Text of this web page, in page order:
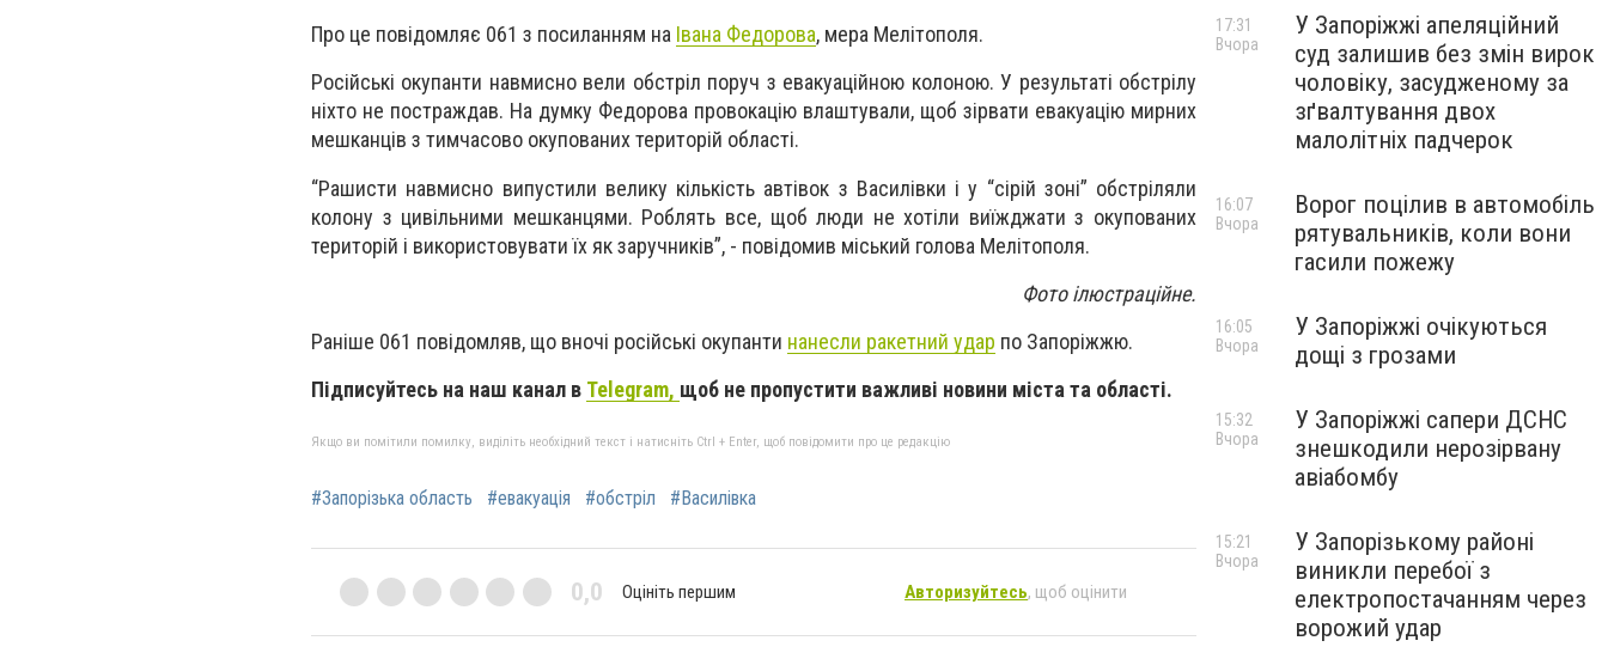
Про це повідомляє 061 з посиланням на Івана Федорова, мера Мелітополя.
Російські окупанти навмисно вели обстріл поруч з евакуаційною колоною. У результаті обстрілу
ніхто не постраждав. На думку Федорова провокацію влаштували, щоб зірвати евакуацію мирних
мешканців з тимчасово окупованих територій області.
“Рашисти навмисно випустили велику кількість автівок з Василівки і у “сірій зоні” обстріляли
колону з цивільними мешканцями. Роблять все, щоб люди не хотіли виїжджати з окупованих
територій і використовувати їх як заручників”, - повідомив міський голова Мелітополя.
Фото ілюстраційне.
Раніше 061 повідомляв, що вночі російські окупанти нанесли ракетний удар по Запоріжжю.
Підписуйтесь на наш канал в Telegram, щоб не пропустити важливі новини міста та області.
Якщо ви помітили помилку, виділіть необхідний текст і натисніть Ctrl + Enter, щоб повідомити про це редакцію
#Запорізька область #евакуація #обстріл #Василівка
0,0 Оцініть першим Авторизуйтесь, щоб оцінити
У Запоріжжі апеляційний
суд залишив без змін вирок
чоловіку, засудженому за
зґвалтування двох
малолітніх падчерок
17:31
Вчора
Ворог поцілив в автомобіль
рятувальників, коли вони
гасили пожежу
16:07
Вчора
У Запоріжжі очікуються
дощі з грозами
16:05
Вчора
У Запоріжжі сапери ДСНС
знешкодили нерозірвану
авіабомбу
15:32
Вчора
У Запорізькому районі
виникли перебої з
електропостачанням через
ворожий удар
15:21
Вчора